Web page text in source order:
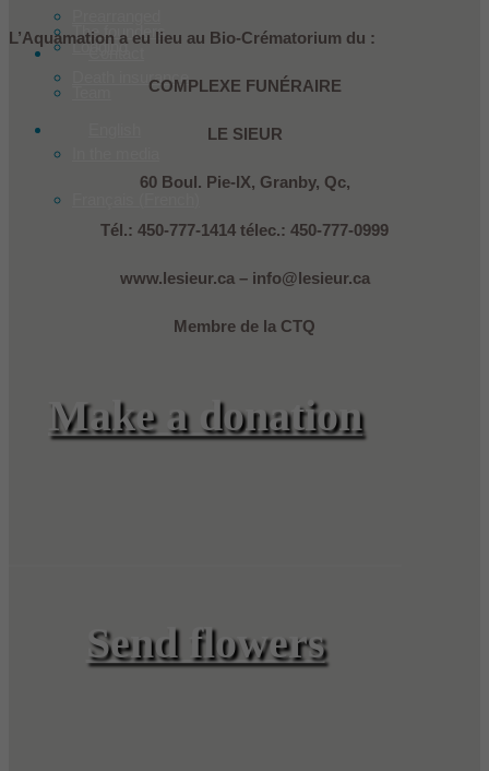
Death insurance
The founders
Lodging
L’Aquamation a eu lieu au Bio-Crématorium du :
COMPLEXE FUNÉRAIRE
LE SIEUR
60 Boul. Pie-IX, Granby, Qc,
Tél.: 450-777-1414 télec.: 450-777-0999
www.lesieur.ca – info@lesieur.ca
Membre de la CTQ
Make a donation
Send flowers